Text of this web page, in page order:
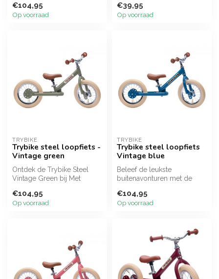
stalen lo...
€104,95
Op voorraad
met...
€39,95
Op voorraad
TRYBIKE
Trybike steel loopfiets -
Vintage green
Ontdek de Trybike Steel
Vintage Green bij Met
oerdegelijke...
€104,95
Op voorraad
TRYBIKE
Trybike steel loopfiets
Vintage blue
Beleef de leukste
buitenavonturen met de
Een waanzin...
€104,95
Op voorraad